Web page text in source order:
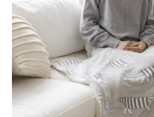
スマホと通信の最新トレンド
進化するPCとデバイスの未来
好きが集まる 比べて選べる
ビジネスと働き方のヒント